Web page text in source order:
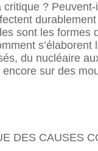
?
sont les formes
du nucléaire
sur des
DES CAUSES